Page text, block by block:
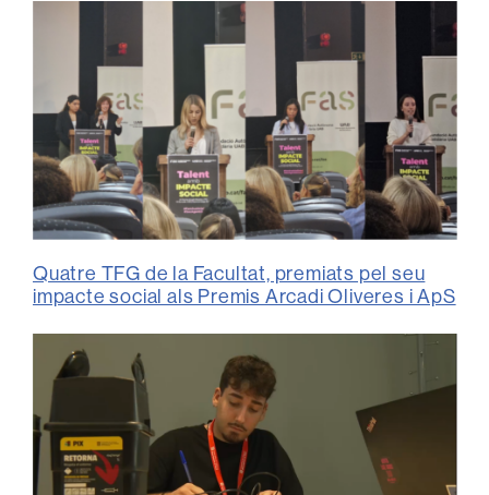
Quatre TFG de la Facultat, premiats pel seu
impacte social als Premis Arcadi Oliveres i ApS